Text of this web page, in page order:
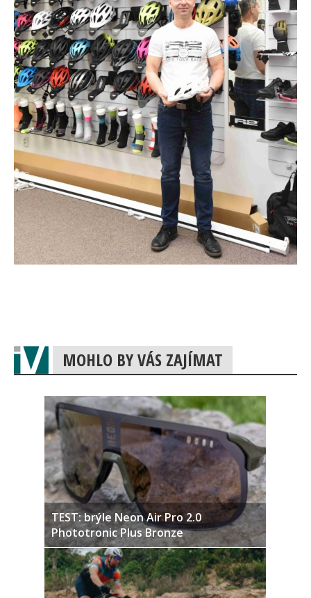
MOHLO BY VÁS ZAJÍMAT
TEST: brýle Neon Air Pro 2.0
Phototronic Plus Bronze